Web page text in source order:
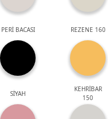
PERİ BACASI REZENE 160
SİYAH
KEHRİBAR
150